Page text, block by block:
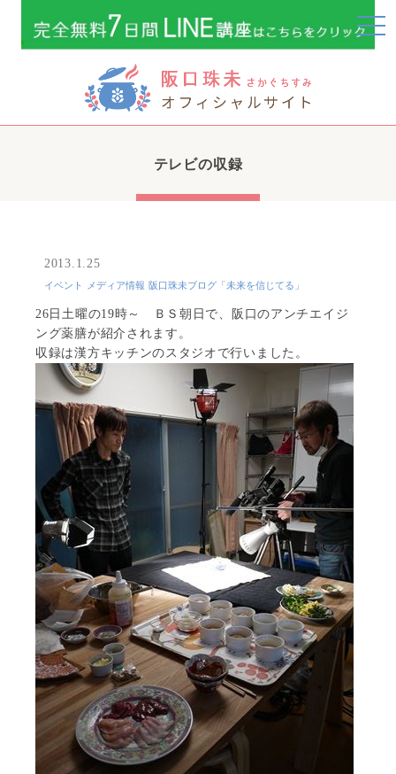
テレビの収録
2013.1.25
イベント メディア情報 阪口珠未ブログ「未来を信じてる」
26日土曜の19時～ ＢＳ朝日で、阪口のアンチエイジ
ング薬膳が紹介されます。
収録は漢方キッチンのスタジオで行いました。